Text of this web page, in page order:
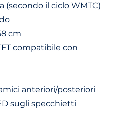
(secondo il ciclo WMTC)
cm
compatibile con
anteriori/posteriori
sugli specchietti